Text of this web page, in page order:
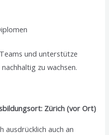
und unterstütze
zu wachsen.
Zürich (vor Ort)
ausdrücklich auch an